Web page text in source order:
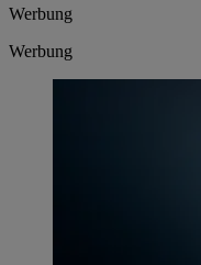
Werbung
Werbung